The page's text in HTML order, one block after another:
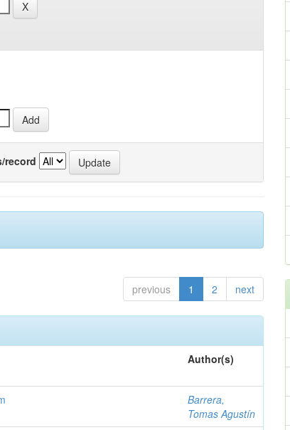
record
previous 1 2 next
Author(s)
Barrera,
Tomas Agustín